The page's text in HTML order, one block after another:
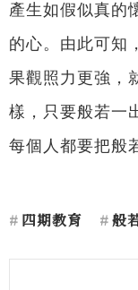
產生如假似真的
的心。由此可知
果觀照力更強，
樣，只要般若一
每個人都要把般
四期教育 般